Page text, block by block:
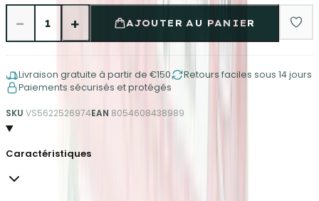
− 1 + AJOUTER AU PANIER
Livraison gratuite à partir de €150
Retours faciles sous 14 jours
Paiements sécurisés et protégés
SKU VS5622526974EAN 8054608438989
Caractéristiques